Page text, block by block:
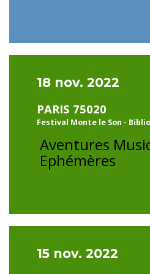
18 nov. 2022
PARIS 75020
Festival Monte le Son -
Aventures
Ephémères
15 nov. 2022